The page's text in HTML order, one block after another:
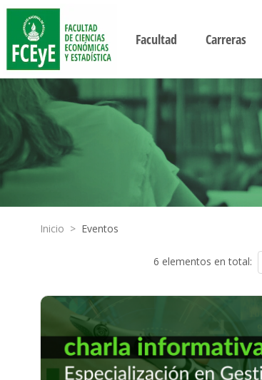
Facultad Carreras
Inicio > Eventos
6 elementos en total: